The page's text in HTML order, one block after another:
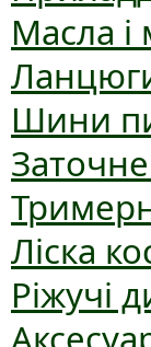
Масла і
Шини
Ліска
Ріжучі